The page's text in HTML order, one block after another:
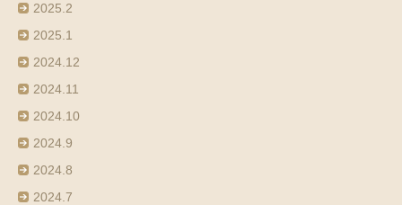
2025.2
2025.1
2024.12
2024.11
2024.10
2024.9
2024.8
2024.7